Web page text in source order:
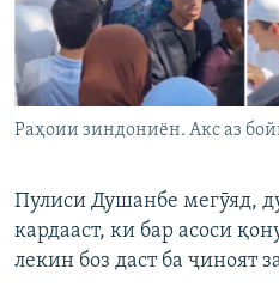
Раҳоии зиндониён. Акс аз
Пулиси Душанбе мегӯяд,
кардааст, ки бар асоси
лекин боз даст ба ҷиноят